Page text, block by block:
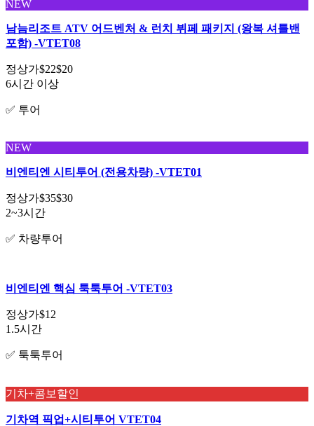
NEW
남늠리조트 ATV 어드벤처 & 런치 뷔페 패키지 (왕복 셔틀밴
포함) -VTET08
정상가$22$20
6시간 이상
✅ 투어
NEW
비엔티엔 시티투어 (전용차량) -VTET01
정상가$35$30
2~3시간
✅ 차량투어
비엔티엔 핵심 툭툭투어 -VTET03
정상가$12
1.5시간
✅ 툭툭투어
기차+콤보할인
기차역 픽업+시티투어 VTET04